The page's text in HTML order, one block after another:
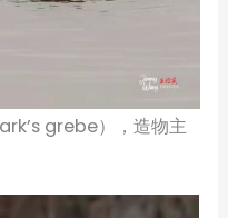
grebe），造物主